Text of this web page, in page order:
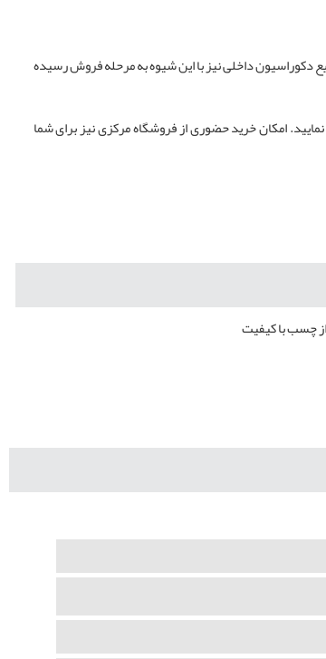
دکوراسیون داخلی نیز با این شیوه به مرحله فروش رسیده
امکان خرید حضوری از فروشگاه مرکزی نیز برای شما
چسب با کیفیت